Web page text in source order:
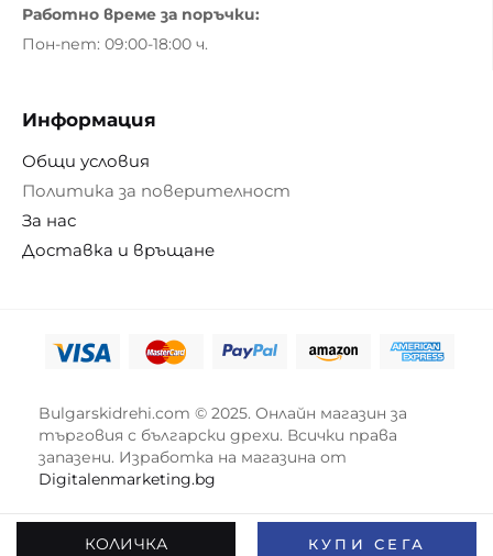
КОЛИЧКА КУПИ СЕГА
Работно време за поръчки:
Пон-пет: 09:00-18:00 ч.
Информация
Общи условия
Политика за поверителност
За нас
Доставка и връщане
Bulgarskidrehi.com © 2025. Онлайн магазин за
търговия с български дрехи. Всички права
запазени. Изработка на магазина от
Digitalenmarketing.bg